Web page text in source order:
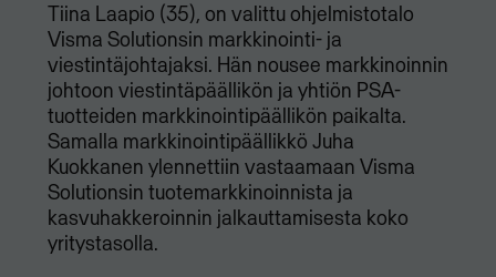
Tiina Laapio (35), on valittu ohjelmistotalo
Visma Solutionsin markkinointi- ja
viestintäjohtajaksi. Hän nousee markkinoinnin
johtoon viestintäpäällikön ja yhtiön PSA-
tuotteiden markkinointipäällikön paikalta.
Samalla markkinointipäällikkö Juha
Kuokkanen ylennettiin vastaamaan Visma
Solutionsin tuotemarkkinoinnista ja
kasvuhakkeroinnin jalkauttamisesta koko
yritystasolla.